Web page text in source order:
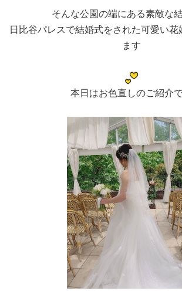
そんな公園の端にある素敵な
日比谷パレスで結婚式をされた可愛い花
ます
本日はお色直しのご紹介